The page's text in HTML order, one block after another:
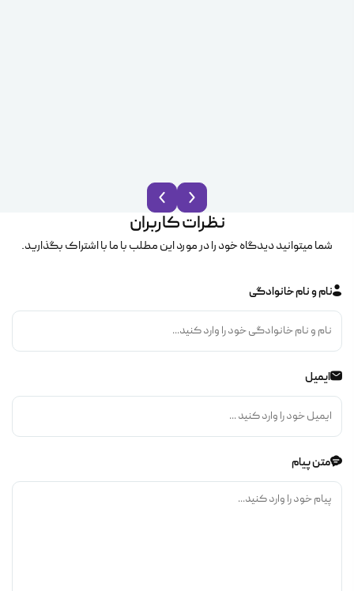
نظرات کاربران
شما میتوانید دیدگاه خود را در مورد این مطلب با ما با اشتراک بگذارید.
نام و نام خانوادگی
ایمیل
متن پیام